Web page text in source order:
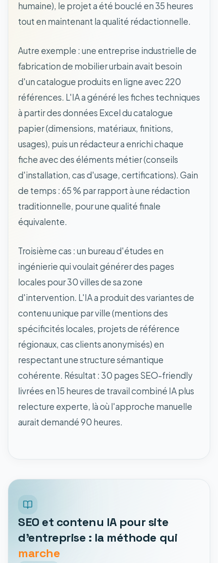
humaine), le projet a été bouclé en 35 heures
tout en maintenant la qualité rédactionnelle.
Autre exemple : une entreprise industrielle de
fabrication de mobilier urbain avait besoin
d'un catalogue produits en ligne avec 220
références. L'IA a généré les fiches techniques
à partir des données Excel du catalogue
papier (dimensions, matériaux, finitions,
usages), puis un rédacteur a enrichi chaque
fiche avec des éléments métier (conseils
d'installation, cas d'usage, certifications). Gain
de temps : 65 % par rapport à une rédaction
traditionnelle, pour une qualité finale
équivalente.
Troisième cas : un bureau d'études en
ingénierie qui voulait générer des pages
locales pour 30 villes de sa zone
d'intervention. L'IA a produit des variantes de
contenu unique par ville (mentions des
spécificités locales, projets de référence
régionaux, cas clients anonymisés) en
respectant une structure sémantique
cohérente. Résultat : 30 pages SEO-friendly
livrées en 15 heures de travail combiné IA plus
relecture experte, là où l'approche manuelle
aurait demandé 90 heures.
SEO et contenu IA pour site
d'entreprise : la méthode qui
marche